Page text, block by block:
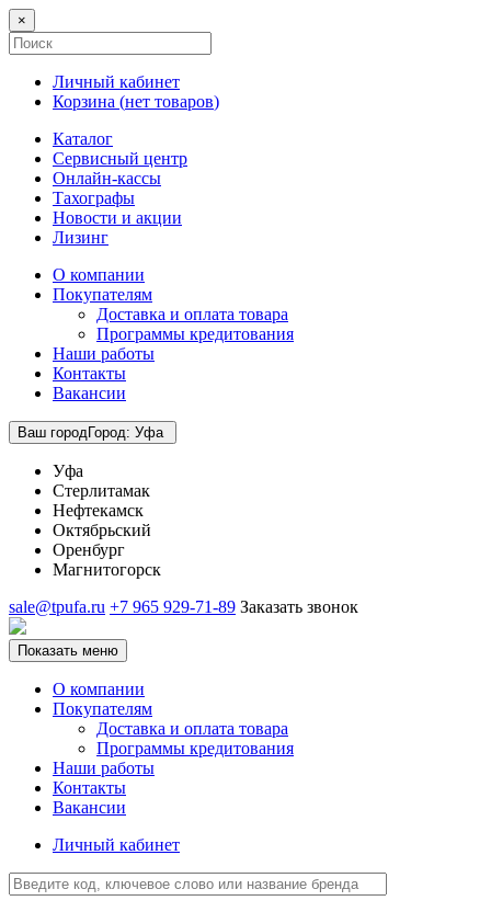
×
Личный кабинет
Корзина (нет товаров)
Каталог
Сервисный центр
Онлайн-кассы
Тахографы
Новости и акции
Лизинг
О компании
Покупателям
Доставка и оплата товара
Программы кредитования
Наши работы
Контакты
Вакансии
Ваш городГород: Уфа
Уфа
Стерлитамак
Нефтекамск
Октябрьский
Оренбург
Магнитогорск
sale@tpufa.ru +7 965 929-71-89 Заказать звонок
Показать меню
О компании
Покупателям
Доставка и оплата товара
Программы кредитования
Наши работы
Контакты
Вакансии
Личный кабинет